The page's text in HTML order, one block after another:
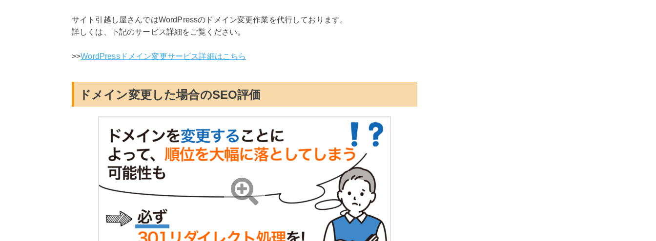
サイト引越し屋さんではWordPressのドメイン変更作業を代行しております。
詳しくは、下記のサービス詳細をご覧ください。
>>WordPressドメイン変更サービス詳細はこちら
ドメイン変更した場合のSEO評価